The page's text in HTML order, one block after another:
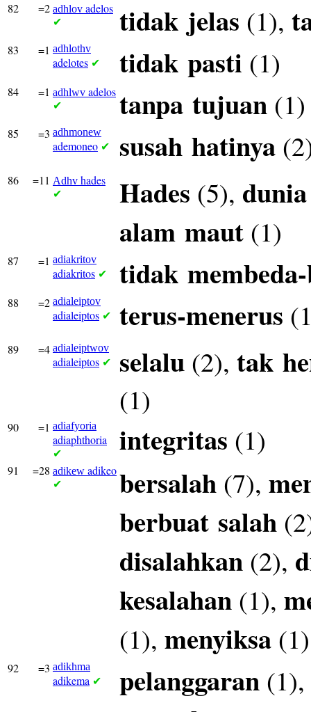
82 =2 adhlov adelos
✔ tidak jelas (1),
83 =1 adhlothv
adelotes ✔ tidak pasti (1)
84 =1 adhlwv adelos
✔ tanpa tujuan (1)
85 =3 adhmonew
ademoneo ✔ susah hatinya
86 =11 Adhv hades
✔ Hades (5), dunia
alam maut (1)
87 =1 adiakritov
adiakritos ✔ tidak
88 =2 adialeiptov
adialeiptos ✔ terus-menerus
89 =4 adialeiptwov
adialeiptos ✔ selalu (2), tak
(1)
90 =1 adiafyoria
adiaphthoria
✔ integritas (1)
91 =28 adikew adikeo
✔ bersalah (7),
berbuat salah
disalahkan (2),
kesalahan (1),
(1), menyiksa
92 =3 adikhma
adikema ✔ pelanggaran (1),